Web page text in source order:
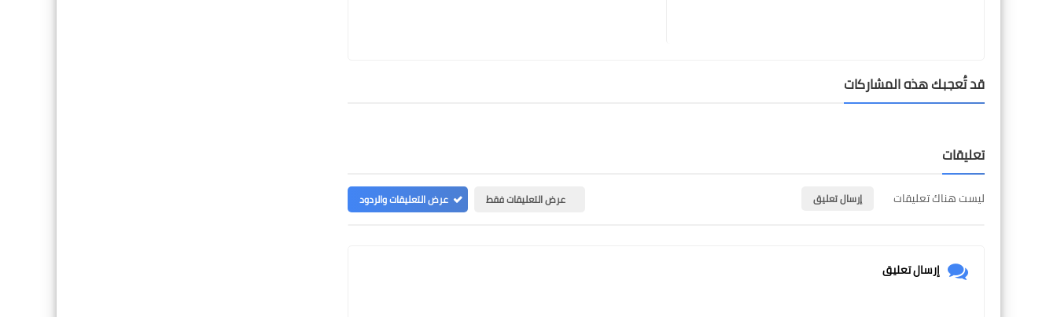
قد تُعجبك هذه المشاركات
تعليقات
ليست هناك تعليقات إرسال تعليق عرض التعليقات فقط عرض التعليقات والردود
إرسال تعليق